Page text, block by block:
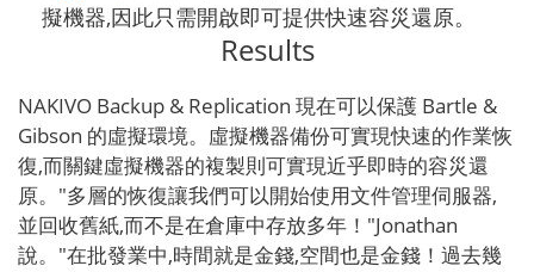
擬機器,因此只需開啟即可提供快速容災還原。
Results
NAKIVO Backup & Replication 現在可以保護 Bartle &
Gibson 的虛擬環境。虛擬機器備份可實現快速的作業恢
復,而關鍵虛擬機器的複製則可實現近乎即時的容災還
原。"多層的恢復讓我們可以開始使用文件管理伺服器,
並回收舊紙,而不是在倉庫中存放多年！"Jonathan
說。"在批發業中,時間就是金錢,空間也是金錢！過去幾